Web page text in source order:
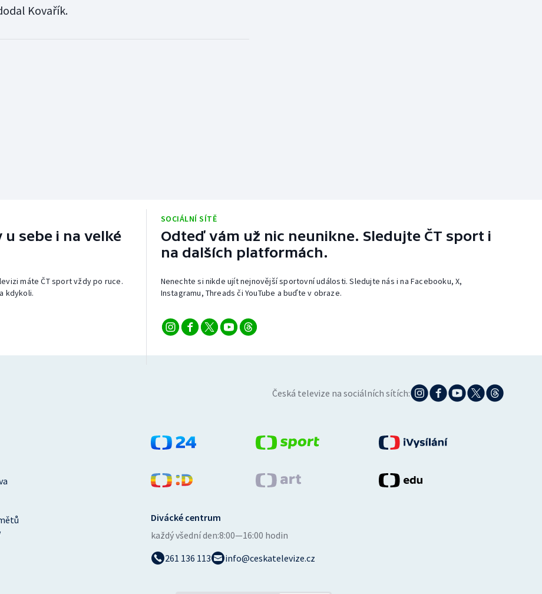
Kovařík.
sebe i na velké
máte ČT sport vždy po ruce.
kdykoli.
SOCIÁLNÍ SÍTĚ
Odteď vám už nic neunikne. Sledujte ČT sport i
na dalších platformách.
Nenechte si nikde ujít nejnovější sportovní události. Sledujte nás i na Facebooku, X,
Instagramu, Threads či YouTube a buďte v obraze.
Česká televize na sociálních sítích:
Divácké centrum
každý všední den:8:00—16:00 hodin
261 136 113
info@ceskatelevize.cz